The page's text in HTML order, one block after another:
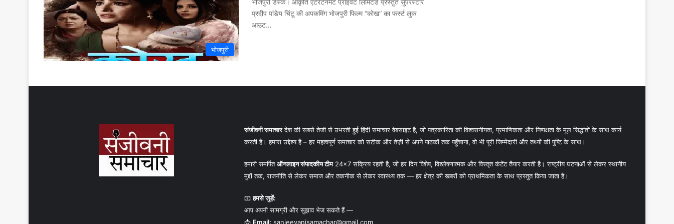
भोजपुरी
भोजपुरी डेस्क। आकृति एंटरटेनमेंट प्राइवेट लिमिटेड प्रस्तुत सुपरस्टार
प्रदीप पांडेय चिंटू की अपकमिंग भोजपुरी फिल्म “कोख” का फर्स्ट लुक
आउट…
संजीवनी समाचारदेश की सबसे तेजी से उभरती हुई हिंदी समाचार वेबसाइट है, जो पत्रकारिता की विश्वसनीयता, प्रमाणिकता और निष्पक्षता के मूल सिद्धांतों के साथ कार्य
करती है। हमारा उद्देश्य है – हर महत्वपूर्ण समाचार को सटीक और तेज़ी से अपने पाठकों तक पहुँचाना, वो भी पूरी जिम्मेदारी और तथ्यों की पुष्टि के साथ।
हमारी समर्पितऑनलाइन संपादकीय टीम24×7 सक्रिय रहती है, जो हर दिन विशेष, विश्लेषणात्मक और विस्तृत कंटेंट तैयार करती है। राष्ट्रीय घटनाओं से लेकर स्थानीय
मुद्दों तक, राजनीति से लेकर समाज और तकनीक से लेकर स्वास्थ्य तक — हर क्षेत्र की खबरों को प्राथमिकता के साथ प्रस्तुत किया जाता है।
📧हमसे जुड़ें:
आप अपनी सामग्री और सुझाव भेज सकते हैं —
📩 Email: sanjeevanisamachar@gmail.com